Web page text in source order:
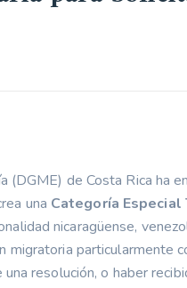
(DGME) de Costa Rica ha
una Categoría Especial
nicaragüense,
migratoria particularmente
resolución, o haber